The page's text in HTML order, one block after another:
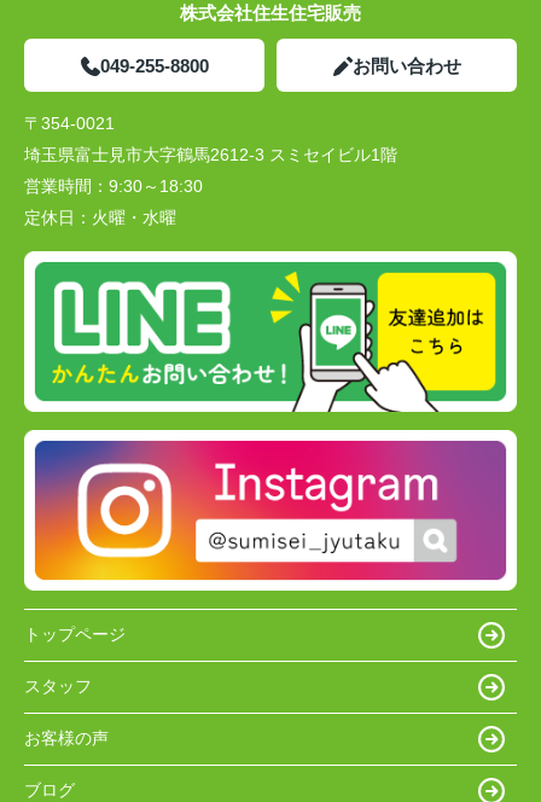
株式会社住生住宅販売
049-255-8800 お問い合わせ
〒354-0021
埼玉県富士見市大字鶴馬2612-3 スミセイビル1階
営業時間： 9:30～18:30
定休日： 火曜・水曜
トップページ
スタッフ
お客様の声
ブログ